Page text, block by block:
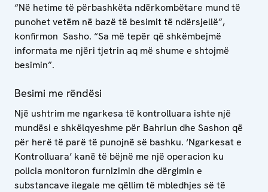
“Në hetime të përbashkëta ndërkombëtare mund të
punohet vetëm në bazë të besimit të ndërsjellë”,
konfirmon Sasho. “Sa më tepër që shkëmbejmë
informata me njëri tjetrin aq më shume e shtojmë
besimin”.
Besimi me rëndësi
Një ushtrim me ngarkesa të kontrolluara ishte një
mundësi e shkëlqyeshme për Bahriun dhe Sashon që
për herë të parë të punojnë së bashku. ‘Ngarkesat e
Kontrolluara’ kanë të bëjnë me një operacion ku
policia monitoron furnizimin dhe dërgimin e
substancave ilegale me qëllim të mbledhjes së të